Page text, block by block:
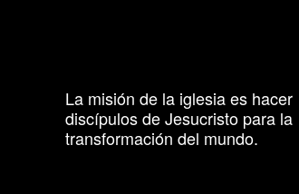
La misión de la iglesia es hacer
discípulos de Jesucristo para la
transformación del mundo.